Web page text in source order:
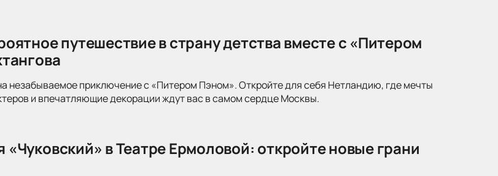
путешествие в страну детства вместе с «Питером
незабываемое приключение с «Питером Пэном». Откройте для себя Нетландию, где мечты
и впечатляющие декорации ждут вас в самом сердце Москвы.
«Чуковский» в Театре Ермоловой: откройте новые грани